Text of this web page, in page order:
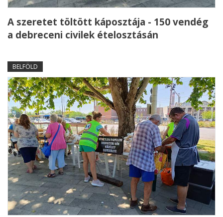
A szeretet töltött káposztája - 150 vendég
a debreceni civilek ételosztásán
BELFÖLD